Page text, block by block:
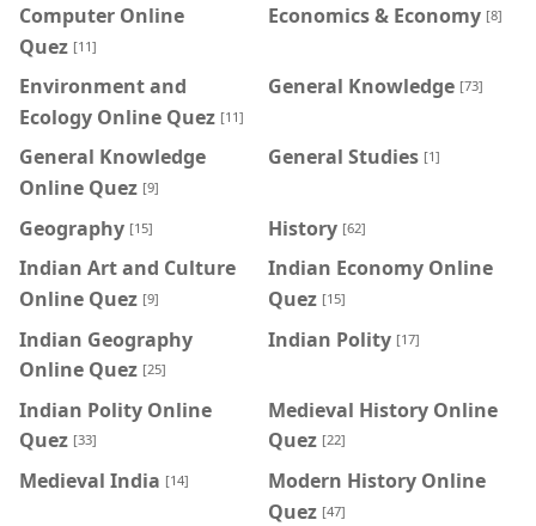
Computer Online
Quez [11]
Economics & Economy [8]
Environment and
Ecology Online Quez [11]
General Knowledge [73]
General Knowledge
Online Quez [9]
General Studies [1]
Geography [15] History [62]
Indian Art and Culture
Online Quez [9]
Indian Economy Online
Quez [15]
Indian Geography
Online Quez [25]
Indian Polity [17]
Indian Polity Online
Quez [33]
Medieval History Online
Quez [22]
Medieval India [14]
Modern History Online
Quez [47]